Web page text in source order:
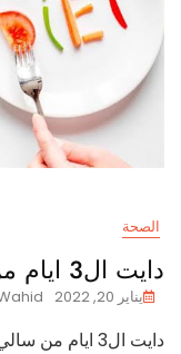
الصحة
دايت ال3 ايام من سالي فؤاد
يناير 20, 2022
دايت ال3 ايام